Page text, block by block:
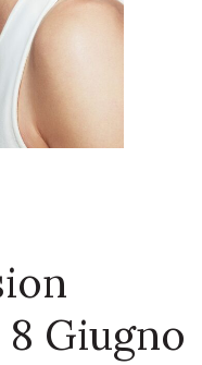
Giugno